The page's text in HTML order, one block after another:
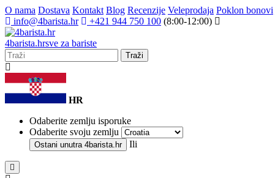
O nama Dostava Kontakt Blog Recenzije Veleprodaja Poklon bonovi
info@4barista.hr
+421 944 750 100 (8:00-12:00)
4barista.hrsve za bariste
Traži
HR
Odaberite zemlju isporuke
Odaberite svoju zemlju
Ostani unutra 4barista.hr Ili